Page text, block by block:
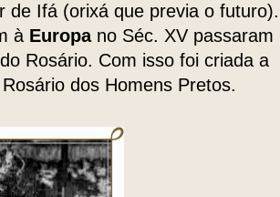
de Ifá (orixá que previa o futuro).
à Europano Séc. XV passaram
Rosário. Com isso foi criada a
dos Homens Pretos.